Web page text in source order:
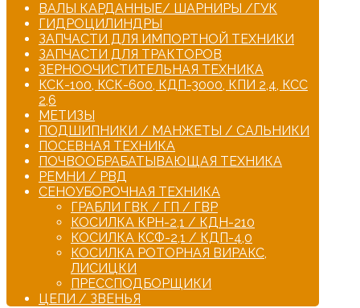
ВАЛЫ КАРДАННЫЕ/ ШАРНИРЫ /ГУК
ГИДРОЦИЛИНДРЫ
ЗАПЧАСТИ ДЛЯ ИМПОРТНОЙ ТЕХНИКИ
ЗАПЧАСТИ ДЛЯ ТРАКТОРОВ
ЗЕРНООЧИСТИТЕЛЬНАЯ ТЕХНИКА
КСК-100, КСК-600, КДП-3000, КПИ 2,4, КСС
2,6
МЕТИЗЫ
ПОДШИПНИКИ / МАНЖЕТЫ / САЛЬНИКИ
ПОСЕВНАЯ ТЕХНИКА
ПОЧВООБРАБАТЫВАЮЩАЯ ТЕХНИКА
РЕМНИ / РВД
СЕНОУБОРОЧНАЯ ТЕХНИКА
ГРАБЛИ ГВК / ГП / ГВР
КОСИЛКА КРН-2,1 / КДН-210
КОСИЛКА КСФ-2,1 / КДП-4,0
КОСИЛКА РОТОРНАЯ ВИРАКС,
ЛИСИЦКИ
ПРЕССПОДБОРЩИКИ
ЦЕПИ / ЗВЕНЬЯ